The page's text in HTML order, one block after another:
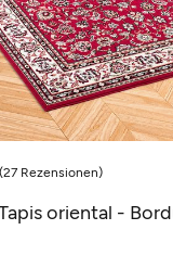
(27 Rezensionen)
oriental -